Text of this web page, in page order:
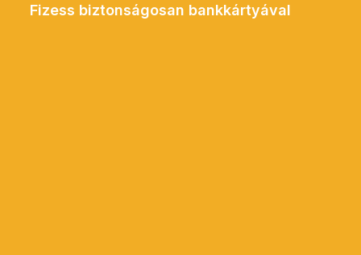
Fizess biztonságosan bankkártyával